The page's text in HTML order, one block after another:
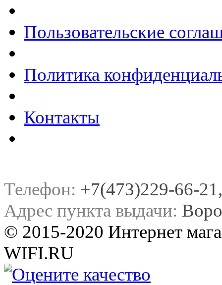
Пользовательские
Политика
Контакты
Телефон: +7(473)229-66-
Адрес пункта выдачи:
© 2015-2020 Интернет
WIFI.RU